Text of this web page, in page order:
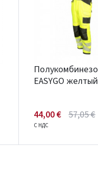
EASYGO
44,00 € 57,05 €
С НДС